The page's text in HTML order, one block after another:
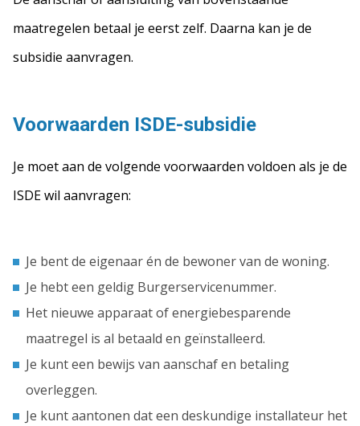
maatregelen betaal je eerst zelf. Daarna kan je de
subsidie aanvragen.
Voorwaarden ISDE-subsidie
Je moet aan de volgende voorwaarden voldoen als je de
ISDE wil aanvragen:
Je bent de eigenaar én de bewoner van de woning.
Je hebt een geldig Burgerservicenummer.
Het nieuwe apparaat of energiebesparende
maatregel is al betaald en geïnstalleerd.
Je kunt een bewijs van aanschaf en betaling
overleggen.
Je kunt aantonen dat een deskundige installateur het